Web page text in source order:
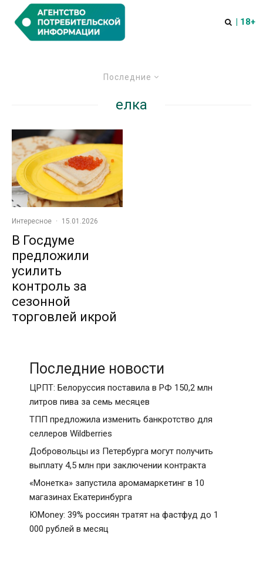
| 18+
Последние
елка
Интересное · 15.01.2026
В Госдуме
предложили
усилить
контроль за
сезонной
торговлей икрой
Последние новости
ЦРПТ: Белоруссия поставила в РФ 150,2 млн
литров пива за семь месяцев
ТПП предложила изменить банкротство для
селлеров Wildberries
Добровольцы из Петербурга могут получить
выплату 4,5 млн при заключении контракта
«Монетка» запустила аромамаркетинг в 10
магазинах Екатеринбурга
ЮMoney: 39% россиян тратят на фастфуд до 1
000 рублей в месяц